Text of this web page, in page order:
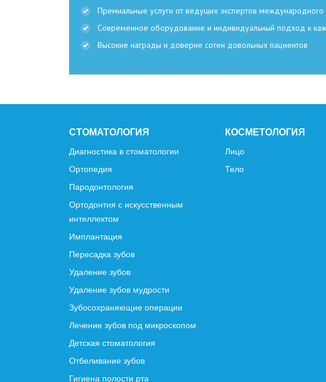
Премиальные услуги от ведущих экспертов международного
Современное оборудование и индивидуальный подход к
Высокие награды и доверие сотен довольных пациентов
СТОМАТОЛОГИЯ
Диагностика в стоматологии
Ортопедия
Пародонтология
Ортодонтия с искусственным
интеллектом
Имплантация
Пересадка зубов
Удаление зубов
Удаление зубов мудрости
Зубосохраняющие операции
Лечение зубов под микроскопом
Детская стоматология
Отбеливание зубов
Гигиена полости рта
КОСМЕТОЛОГИЯ
Лицо
Тело